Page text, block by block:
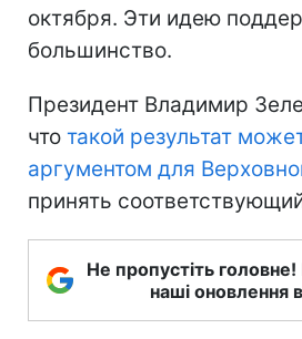
октября. Эти идею
большинство.
Президент Владимир
что такой результат
аргументом для
принять
Не пропустіть
наші оновлення